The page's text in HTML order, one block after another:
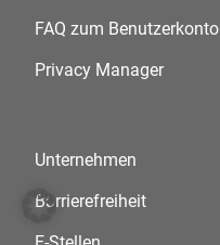
FAQ zum Benutzerkonto
Privacy Manager
Unternehmen
Barrierefreiheit